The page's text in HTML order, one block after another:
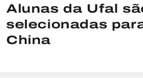
Alunas da Ufal
selecionadas
China